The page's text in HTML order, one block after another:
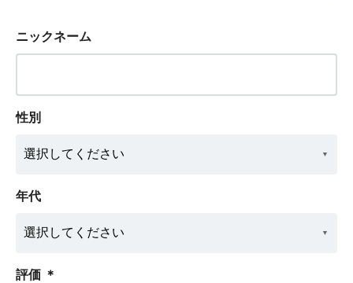
ニックネーム
性別
年代
評価 ＊